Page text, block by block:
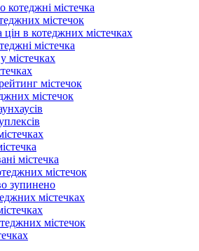
котеджні містечка
містечок
цін в котеджних містечках
містечка
містечках
містечок
містечок
містечка
містечок
зупинено
містечках
містечок